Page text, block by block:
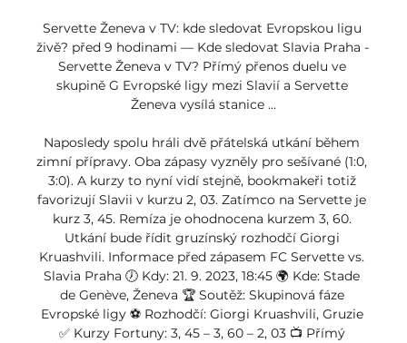
Servette Ženeva v TV: kde sledovat Evropskou ligu
živě? před 9 hodinami — Kde sledovat Slavia Praha -
Servette Ženeva v TV? Přímý přenos duelu ve
skupině G Evropské ligy mezi Slavií a Servette
Ženeva vysílá stanice ...
Naposledy spolu hráli dvě přátelská utkání během
zimní přípravy. Oba zápasy vyzněly pro sešívané (1:0,
3:0). A kurzy to nyní vidí stejně, bookmakeři totiž
favorizují Slavii v kurzu 2, 03. Zatímco na Servette je
kurz 3, 45. Remíza je ohodnocena kurzem 3, 60.
Utkání bude řídit gruzínský rozhodčí Giorgi
Kruashvili. Informace před zápasem FC Servette vs.
Slavia Praha 🕖 Kdy: 21. 9. 2023, 18:45 🌍 Kde: Stade
de Genève, Ženeva 🏆 Soutěž: Skupinová fáze
Evropské ligy ⚽ Rozhodčí: Giorgi Kruashvili, Gruzie
✅ Kurzy Fortuny: 3, 45 – 3, 60 – 2, 03 📺 Přímý